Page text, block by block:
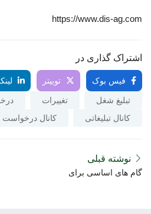
https://www.dis-ag.com
اشتراک گذاری در
فیس بوک توییتر
تبلیغ شغل تغییرات
کانال تبلیغاتی
کانال درخواست
نوشته قبلی
گام های اساسی برای